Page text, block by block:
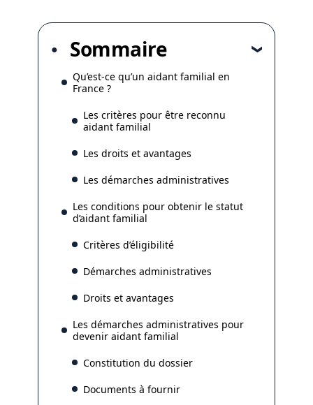
Sommaire
Qu’est-ce qu’un aidant familial en
France ?
Les critères pour être reconnu
aidant familial
Les droits et avantages
Les démarches administratives
Les conditions pour obtenir le statut
d’aidant familial
Critères d’éligibilité
Démarches administratives
Droits et avantages
Les démarches administratives pour
devenir aidant familial
Constitution du dossier
Documents à fournir